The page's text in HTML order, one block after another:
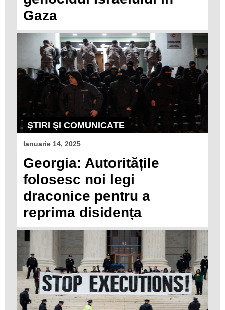
Gaza
ŞTIRI ŞI COMUNICATE
Ianuarie 14, 2025
Georgia: Autoritățile
folosesc noi legi
draconice pentru a
reprima disidența